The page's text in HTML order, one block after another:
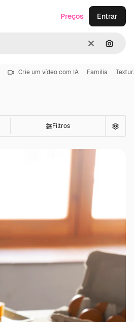
Limpar
Preços Entrar
Crie um vídeo com IA Familia
Filtros